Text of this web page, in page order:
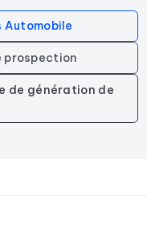
Automobile
prospection
de génération de